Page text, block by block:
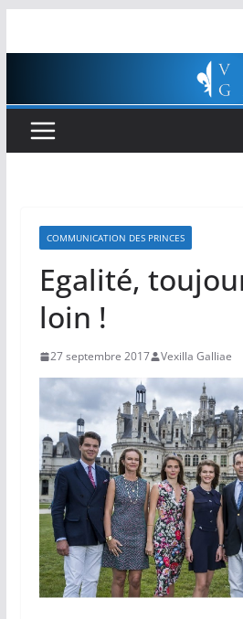
COMMUNICATION DES PRINCES
Egalité,
loin !
27 septembre 2017 Vexilla Galliae